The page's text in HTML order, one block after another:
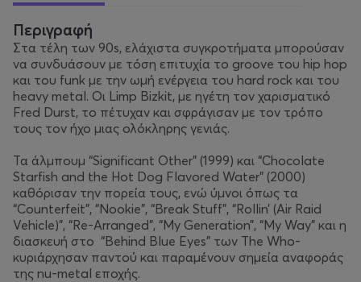
Περιγραφή
Στα τέλη των 90s, ελάχιστα συγκροτήματα μπορούσαν
να συνδυάσουν με τόση επιτυχία το groove του hip hop
και του funk με την ωμή ενέργεια του hard rock και του
heavy metal. Οι Limp Bizkit, με ηγέτη τον χαρισματικό
Fred Durst, το πέτυχαν και σφράγισαν με τον τρόπο
τους τον ήχο μιας ολόκληρης γενιάς.
Τα άλμπουμ “Significant Other” (1999) και “Chocolate
Starfish and the Hot Dog Flavored Water” (2000)
καθόρισαν την πορεία τους, ενώ ύμνοι όπως τα
“Counterfeit”, “Nookie”, “Break Stuff”, “Rollin’ (Air Raid
Vehicle)”, “Re-Arranged”, “My Generation”, “My Way” και η
διασκευή στο “Behind Blue Eyes” των The Who-
κυριάρχησαν παντού και παραμένουν σημεία αναφοράς
της nu-metal εποχής.